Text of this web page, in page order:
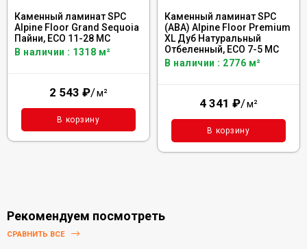
Каменный ламинат SPC
Alpine Floor Grand Sequoia
Пайни, ECO 11-28 MC
В наличии : 1318 м²
2 543 ₽/м²
В корзину
Каменный ламинат SPC
(ABA) Alpine Floor Premium
XL Дуб Натуральный
Отбеленный, ECO 7-5 MC
В наличии : 2776 м²
4 341 ₽/м²
В корзину
Рекомендуем посмотреть
СРАВНИТЬ ВСЕ